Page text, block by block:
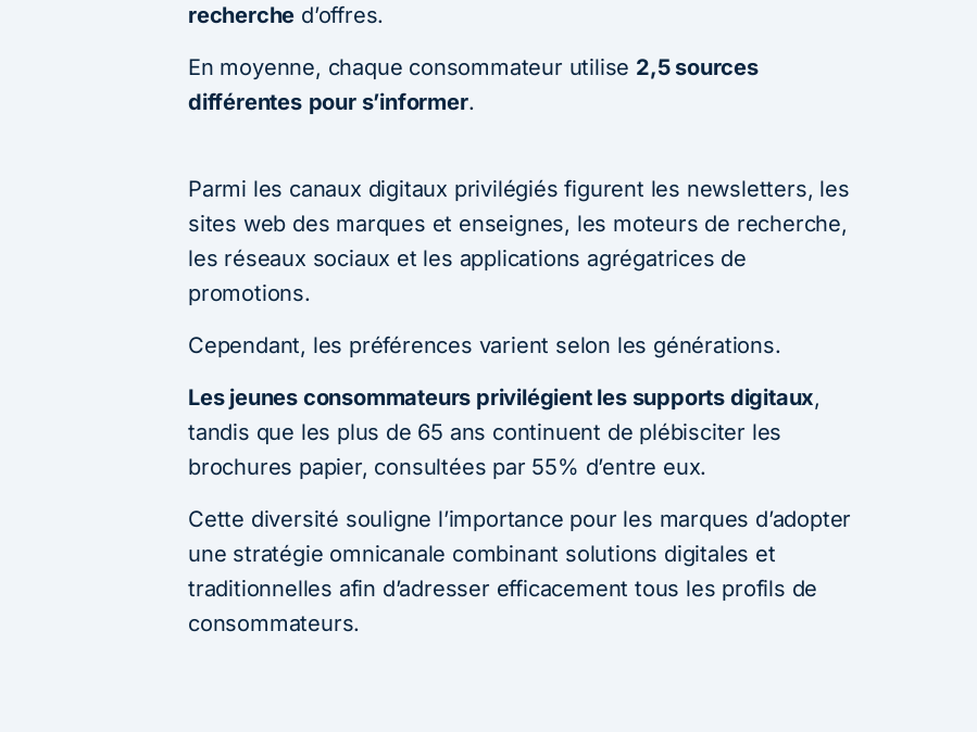
recherche d’offres.
En moyenne, chaque consommateur utilise 2,5 sources
différentes pour s’informer.
Parmi les canaux digitaux privilégiés figurent les newsletters, les
sites web des marques et enseignes, les moteurs de recherche,
les réseaux sociaux et les applications agrégatrices de
promotions.
Cependant, les préférences varient selon les générations.
Les jeunes consommateurs privilégient les supports digitaux,
tandis que les plus de 65 ans continuent de plébisciter les
brochures papier, consultées par 55% d’entre eux.
Cette diversité souligne l’importance pour les marques d’adopter
une stratégie omnicanale combinant solutions digitales et
traditionnelles afin d’adresser efficacement tous les profils de
consommateurs.